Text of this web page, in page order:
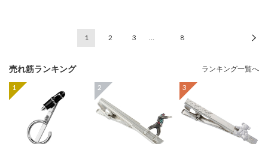
1 2 3 … 8
売れ筋ランキング ランキング一覧へ
1 2 3